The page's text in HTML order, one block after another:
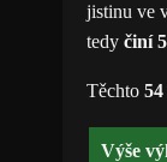
jistinu ve
tedy činí
Těchto
Výše